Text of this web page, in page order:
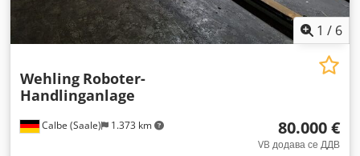
1 / 6
Calbe (Saale) 1.373 km
Wehling Roboter-
Handlinganlage
80.000 €
VB додава се ДДВ